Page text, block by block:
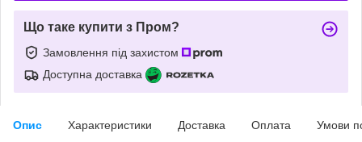
Що таке купити з Пром?
Замовлення під захистом
Доступна доставка
Опис Характеристики Доставка Оплата Умови